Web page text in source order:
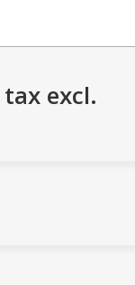
tax excl.